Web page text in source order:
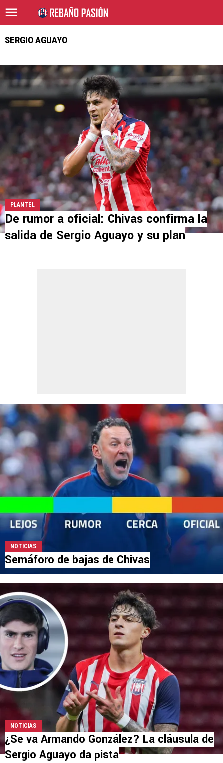
SERGIO AGUAYO
PLANTEL
De rumor a oficial: Chivas confirma la
salida de Sergio Aguayo y su plan
NOTICIAS
Semáforo de bajas de Chivas
NOTICIAS
¿Se va Armando González? La cláusula de
Sergio Aguayo da pista